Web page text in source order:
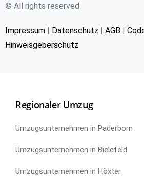
© All rights reserved
Impressum | Datenschutz | AGB |
Hinweisgeberschutz
Regionaler Umzug
Umzugsunternehmen in Paderborn
Umzugsunternehmen in Bielefeld
Umzugsunternehmen in Höxter